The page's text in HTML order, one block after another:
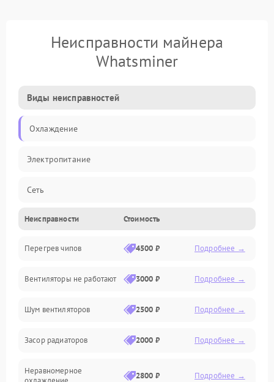
Неисправности майнера
Whatsminer
Виды неисправностей
Охлаждение
Электропитание
Сеть
Хеш-платы
Механические повреждения
Электроника
Электрика
Программное обеспечение
Химическая
Неисправности Стоимость
Перегрев чипов 4500 ₽ Подробнее →
Вентиляторы не работают 3000 ₽ Подробнее →
Шум вентиляторов 2500 ₽ Подробнее →
Засор радиаторов 2000 ₽ Подробнее →
Неравномерное
2800 ₽ Подробнее →